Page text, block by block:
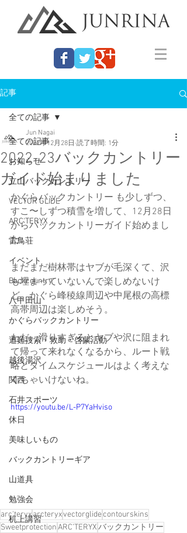
記事
全ての記事
お知らせ
立山バックカントリー
VECTOR GLIDE
ARC'TERYX
雷鳥荘
イベント
Backcountry
八甲田山
かぐらバックカントリー
遭難捜索・救助・啓蒙活動
越後湯沢
関西
石井スポーツ
休日
美味しいもの
バックカントリーギア
山道具
勉強会
机上講習
全ての記事
2022-23バックカントリー
ガイド始まりました
Jun Nagai
2022年12月28日 読了時間: 1分
かぐらバックカントリー も少しずつ、
すこ〜しずつ積雪を増して、12月28日
からバックカントリーガイド始めまし
た。
まだまだ樹林帯はヤブが毛深くて、沢
も埋まっていないんで楽しめないけ
ど、かぐら峰稜線周辺や中尾根の高標
高帯周辺は楽しめそう。
ただ、滑りすぎるとヤブや沢に阻まれ
て帰って来れなくなるから、ルート戦
略とタイムスケジュールはよく考えな
くちゃいけないね。
https://youtu.be/L-P7YaHviso
arc'teryxarcteryxvectorglidecontourskins
SweetprotectionARC’TERYXバックカントリー